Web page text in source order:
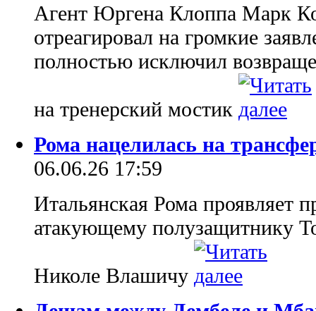
Агент Юргена Клоппа Марк
отреагировал на громкие
полностью исключил
на тренерский мостик
Рома нацелилась на
06.06.26 17:59
Итальянская Рома проявляет
атакующему полузащитнику
Николе Влашичу